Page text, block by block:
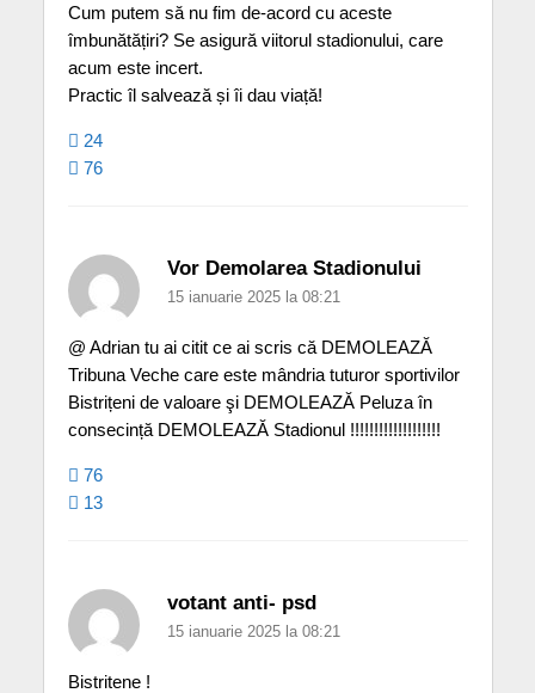
Cum putem să nu fim de-acord cu aceste
îmbunătățiri? Se asigură viitorul stadionului, care
acum este incert.
Practic îl salvează și îi dau viață!
24
76
Vor Demolarea Stadionului
15 ianuarie 2025 la 08:21
@ Adrian tu ai citit ce ai scris că DEMOLEAZĂ
Tribuna Veche care este mândria tuturor sportivilor
Bistrițeni de valoare şi DEMOLEAZĂ Peluza în
consecință DEMOLEAZĂ Stadionul !!!!!!!!!!!!!!!!!!!
76
13
votant anti- psd
15 ianuarie 2025 la 08:21
Bistritene !